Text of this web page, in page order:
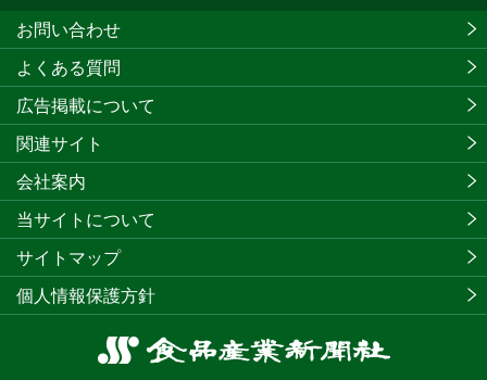
食
お問い合わせ
よくある質問
広告掲載について
関連サイト
会社案内
当サイトについて
サイトマップ
個人情報保護方針